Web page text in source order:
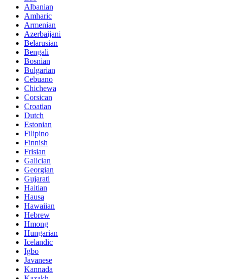
Albanian
Amharic
Armenian
Azerbaijani
Belarusian
Bengali
Bosnian
Bulgarian
Cebuano
Chichewa
Corsican
Croatian
Dutch
Estonian
Filipino
Finnish
Frisian
Galician
Georgian
Gujarati
Haitian
Hausa
Hawaiian
Hebrew
Hmong
Hungarian
Icelandic
Igbo
Javanese
Kannada